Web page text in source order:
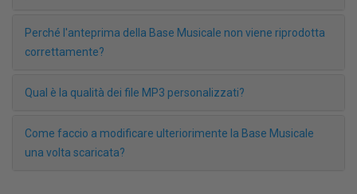
Perché l'anteprima della Base Musicale non viene riprodotta
correttamente?
Qual è la qualità dei file MP3 personalizzati?
Come faccio a modificare ulteriorimente la Base Musicale
una volta scaricata?